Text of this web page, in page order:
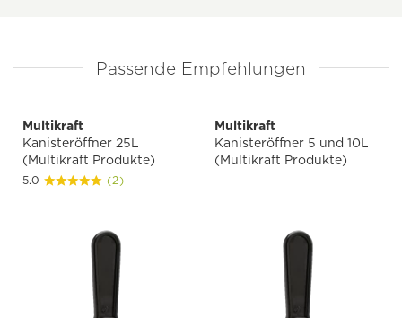
Passende Empfehlungen
Multikraft
Kanisteröffner 25L
(Multikraft Produkte)
5.0 (2)
Multikraft
Kanisteröffner 5 und 10L
(Multikraft Produkte)